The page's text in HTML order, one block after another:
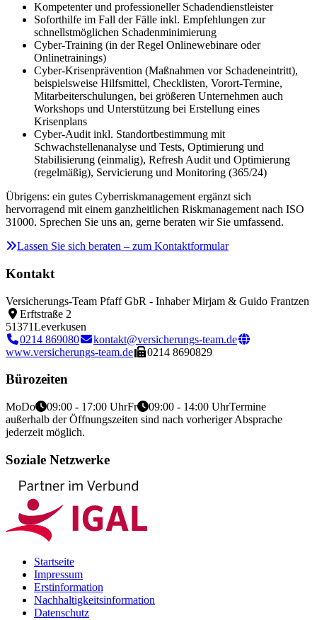
Kompetenter und professioneller Schadendienstleister
Soforthilfe im Fall der Fälle inkl. Empfehlungen zur
schnellstmöglichen Schadenminimierung
Cyber-Training (in der Regel Onlinewebinare oder
Onlinetrainings)
Cyber-Krisenprävention (Maßnahmen vor Schadeneintritt),
beispielsweise Hilfsmittel, Checklisten, Vorort-Termine,
Mitarbeiterschulungen, bei größeren Unternehmen auch
Workshops und Unterstützung bei Erstellung eines
Krisenplans
Cyber-Audit inkl. Standortbestimmung mit
Schwachstellenanalyse und Tests, Optimierung und
Stabilisierung (einmalig), Refresh Audit und Optimierung
(regelmäßig), Servicierung und Monitoring (365/24)
Übrigens: ein gutes Cyberriskmanagement ergänzt sich
hervorragend mit einem ganzheitlichen Riskmanagement nach ISO
31000. Sprechen Sie uns an, gerne beraten wir Sie umfassend.
Lassen Sie sich beraten – zum Kontaktformular
Kontakt
Versicherungs-Team Pfaff GbR - Inhaber Mirjam & Guido Frantzen
Erftstraße 2
51371Leverkusen
0214 869080
kontakt@versicherungs-team.de
www.versicherungs-team.de
0214 8690829
Bürozeiten
MoDo 09:00 - 17:00 UhrFr 09:00 - 14:00 UhrTermine
außerhalb der Öffnungszeiten sind nach vorheriger Absprache
jederzeit möglich.
Soziale Netzwerke
Startseite
Impressum
Erstinformation
Nachhaltigkeitsinformation
Datenschutz